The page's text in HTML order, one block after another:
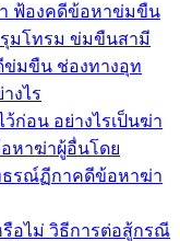
ฟ้องคดีข้อหาข่มขืน
รุมโทรม ข่มขืนสามี
มขืน ช่องทางอุท
งไร
ก่อน อย่างไรเป็นฆ่า
หาฆ่าผู้อื่นโดย
ธรณ์ฏีกาคดีข้อหาฆ่า
รือไม่ วิธีการต่อสู้กรณี